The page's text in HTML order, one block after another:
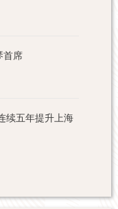
首席
续五年提升上海